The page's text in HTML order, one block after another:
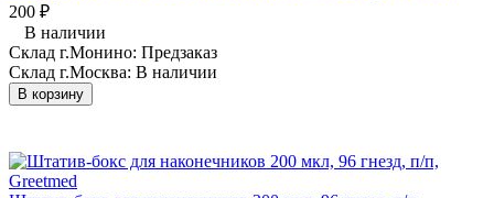
200 ₽
В наличии
Склад г.Монино: Предзаказ
Склад г.Москва: В наличии
В корзину